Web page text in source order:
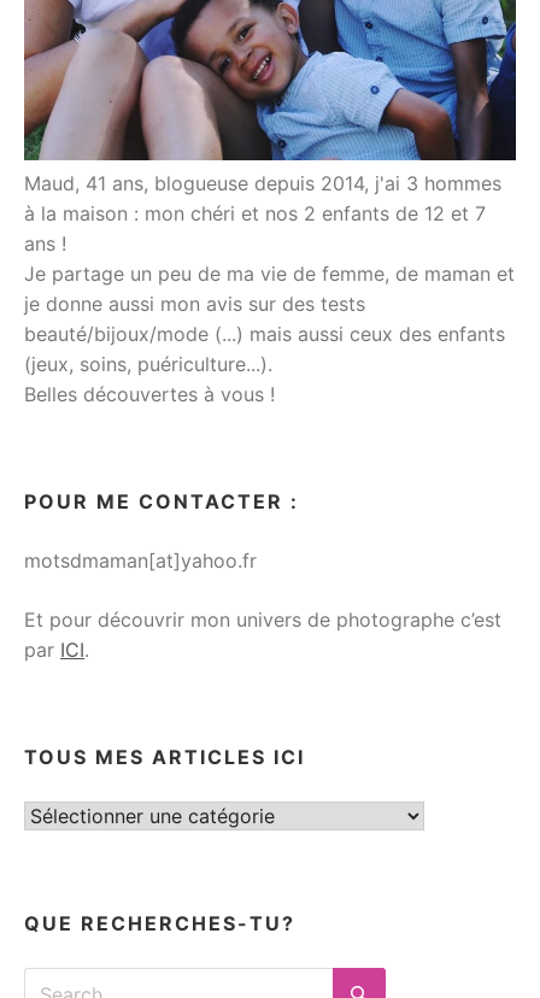
Maud, 41 ans, blogueuse depuis 2014, j'ai 3 hommes
à la maison : mon chéri et nos 2 enfants de 12 et 7
ans !
Je partage un peu de ma vie de femme, de maman et
je donne aussi mon avis sur des tests
beauté/bijoux/mode (...) mais aussi ceux des enfants
(jeux, soins, puériculture...).
Belles découvertes à vous !
POUR ME CONTACTER :
motsdmaman[at]yahoo.fr
Et pour découvrir mon univers de photographe c’est
par ICI.
TOUS MES ARTICLES ICI
Tous
QUE RECHERCHES-TU?
Search